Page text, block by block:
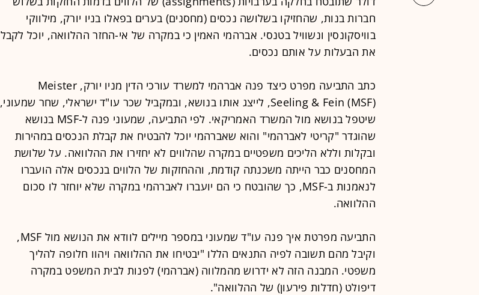
חברות בנות, שהחזיקו בשלושה נכסים (מחסנים) בערים בפאלו בניו יורק, מילווקי
בוויסקונסין ונשוויל בטנסי. אברהמי האמין כי במקרה של אי-החזר ההלוואה, יוכל לקבל
את הבעלות על אותם נכסים.
כתב התביעה מפרט כיצד פנה אברהמי למשרד עורכי הדין מניו יורק, Meister
Seeling & Fein (MSF), לייצג אותו בנושא, ובמקביל שכר עו"ד ישראלי, שחר שמעוני,
שיטפל בנושא מול המשרד האמריקאי. לפי התביעה, שמעוני פנה ל-MSF בנושא
שהוגדר "קריטי לאברהמי" והוא שאברהמי יוכל להבטיח את קבלת הנכסים במהירות
ובקלות וללא הליכים משפטיים במקרה שהלווים לא יחזירו את ההלוואה. על שלושת
המחסנים כבר הייתה משכנתה קודמת, וההחזקות של הלווים בנכסים אלה הועברו
לנאמנות ב-MSF, כך שהובטח כי הם יועברו לאברהמי במקרה שלא יוחזר לו סכום
ההלוואה.
התביעה מפרטת איך פנה עו"ד שמעוני במספר מיילים לוודא את הנושא מול MSF,
וקיבל מהם תשובה לפיה התנאים הללו "יבטיחו את ההלוואה ויהוו חלופה להליך
משפטי. המבנה הזה לא ידרוש מהמלווה (אברהמי) לפנות לבית המשפט במקרה
דיפולט (חדלות פירעון) של ההלוואה".